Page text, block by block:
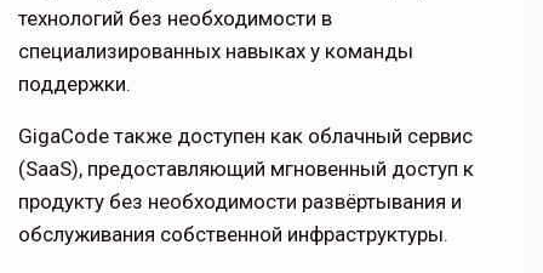
технологий без необходимости в
специализированных навыках у команды
поддержки.
GigaCode также доступен как облачный сервис
(SaaS), предоставляющий мгновенный доступ к
продукту без необходимости развёртывания и
обслуживания собственной инфраструктуры.